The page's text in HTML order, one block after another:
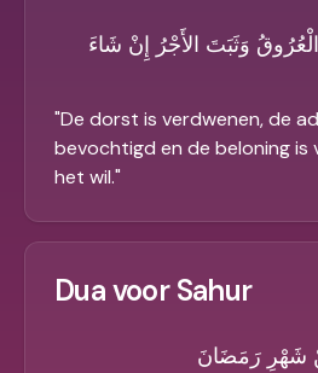
وَثَبَتَ الأَجْرُ إِنْ شَاءَ
"De dorst is verdwenen, de
bevochtigd en de beloning is
het wil."
Dua voor Sahur
شَهْرِ رَمَضَانَ